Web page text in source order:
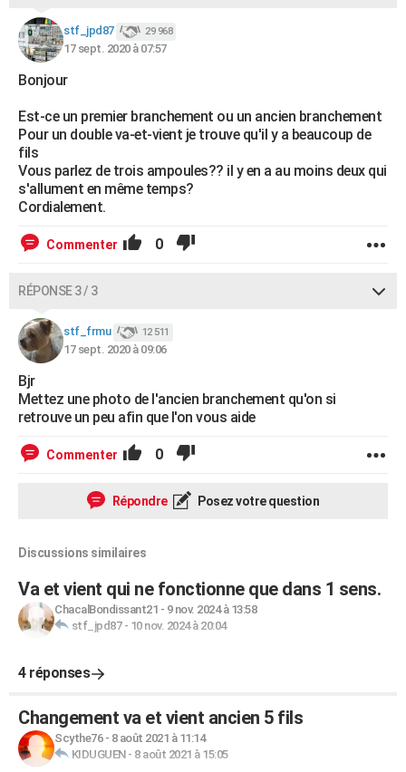
stf_jpd87 29 968
17 sept. 2020 à 07:57
Bonjour
Est-ce un premier branchement ou un ancien branchement
Pour un double va-et-vient je trouve qu'il y a beaucoup de
fils
Vous parlez de trois ampoules?? il y en a au moins deux qui
s'allument en même temps?
Cordialement.
Commenter 0
RÉPONSE 3 / 3
stf_frmu 12 511
17 sept. 2020 à 09:06
Bjr
Mettez une photo de l'ancien branchement qu'on si
retrouve un peu afin que l'on vous aide
Commenter 0
Répondre Posez votre question
Discussions similaires
Va et vient qui ne fonctionne que dans 1 sens.
ChacalBondissant21 - 9 nov. 2024 à 13:58
stf_jpd87- 10 nov. 2024 à 20:04
4 réponses
Changement va et vient ancien 5 fils
Scythe76- 8 août 2021 à 11:14
KIDUGUEN- 8 août 2021 à 15:05